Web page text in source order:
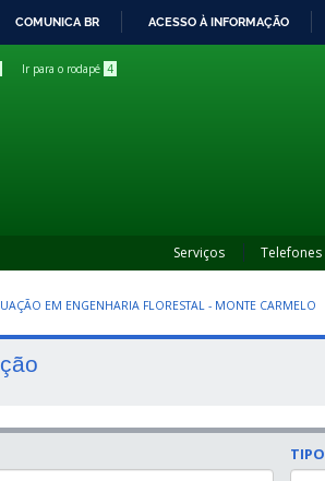
COMUNICA BR ACESSO À INFORMAÇÃO
Ir para o rodapé 4
Serviços Telefones
EM ENGENHARIA FLORESTAL - MONTE CARMELO
TIPO